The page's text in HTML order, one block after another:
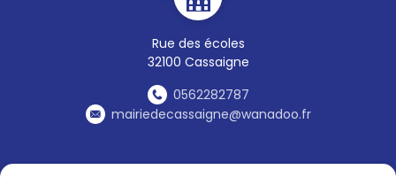
Rue des écoles
32100 Cassaigne
0562282787
mairiedecassaigne@wanadoo.fr